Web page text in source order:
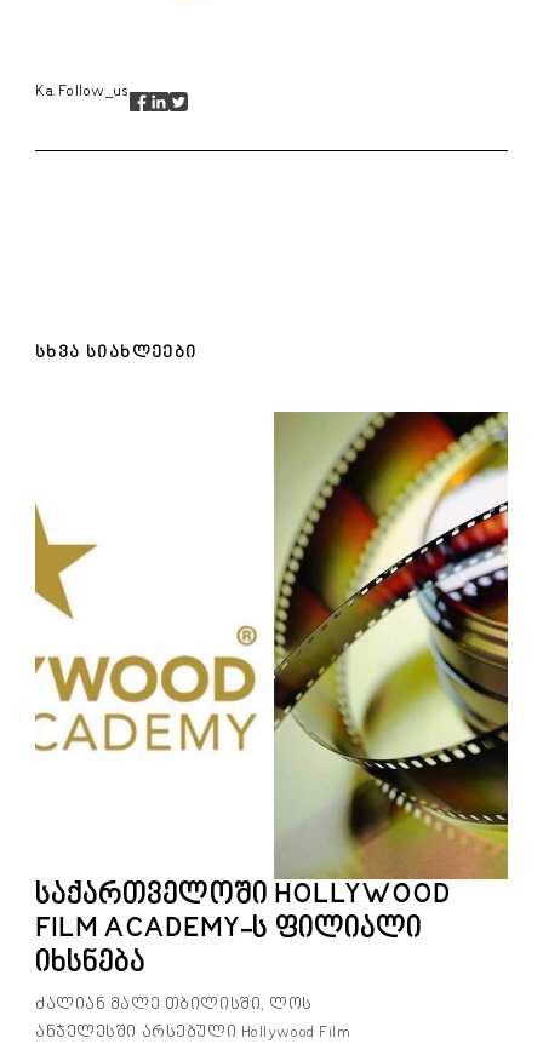
Ka.follow_us
ᲡᲮᲕᲐ ᲡᲘᲐᲮᲚᲔᲔᲑᲘ
საქართველოში HOLLYWOOD
FILM ACADEMY-ს ფილიალი
იხსნება
ძალიან მალე თბილისში, ლოს
ანჯელესში არსებული Hollywood Film